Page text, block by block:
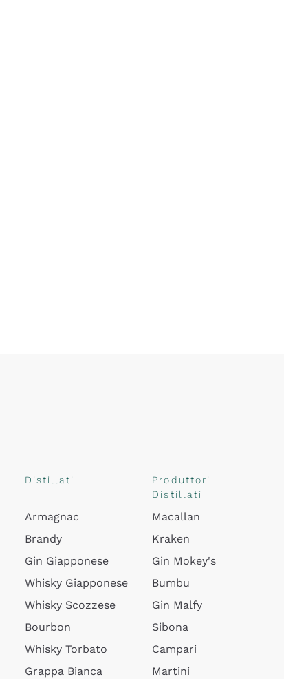
Distillati
Armagnac
Brandy
Gin Giapponese
Whisky Giapponese
Whisky Scozzese
Bourbon
Whisky Torbato
Grappa Bianca
Produttori
Distillati
Macallan
Kraken
Gin Mokey's
Bumbu
Gin Malfy
Sibona
Campari
Martini